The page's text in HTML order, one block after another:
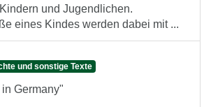
und Jugendlichen.
eines Kindes werden dabei mit ...
und sonstige Texte
Germany"